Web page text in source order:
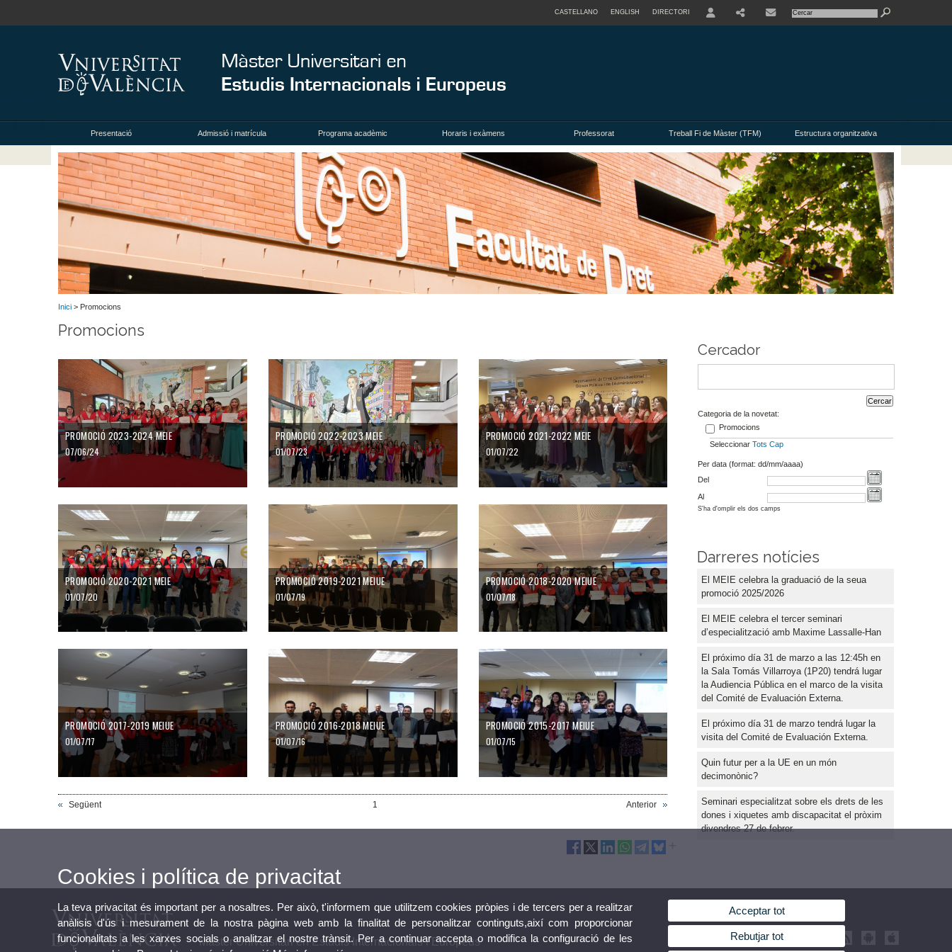
CASTELLANO ENGLISH DIRECTORI
Presentació Admissió i matrícula Programa acadèmic Horaris i exàmens Professorat Treball Fi de Màster (TFM) Estructura organitzativa
Inici > Promocions
Promocions
PROMOCIÓ 2023-2024 MEIE
07/06/24
PROMOCIÓ 2022-2023 MEIE
01/07/23
PROMOCIÓ 2021-2022 MEIE
01/07/22
PROMOCIÓ 2020-2021 MEIE
01/07/20
PROMOCIÓ 2019-2021 MEIUE
01/07/19
PROMOCIÓ 2018-2020​ MEIUE
01/07/18
PROMOCIÓ 2017-2019​ MEIUE
01/07/17
PROMOCIÓ 2016-2018​ MEIUE
01/07/16
PROMOCIÓ 2015-2017 MEIUE
01/07/15
Següent Anterior
1
Cercador
Categoria de la novetat:
Promocions
Seleccionar Tots Cap
Per data (format: dd/mm/aaaa)
Del
Al
S'ha d'omplir els dos camps
Darreres notícies
El MEIE celebra la graduació de la seua
promoció 2025/2026
El MEIE celebra el tercer seminari
d’especialització amb Maxime Lassalle-Han
El próximo día 31 de marzo a las 12:45h en
la Sala Tomás Villarroya (1P20) tendrá lugar
la Audiencia Pública en el marco de la visita
del Comité de Evaluación Externa.
El próximo día 31 de marzo tendrá lugar la
visita del Comité de Evaluación Externa.
Quin futur per a la UE en un món
decimonònic?
Seminari especialitzat sobre els drets de les
dones i xiquetes amb discapacitat el pròxim
divendres 27 de febrer.
Màster Universitari en Estudis Internacionals i Europeus
Cookies i política de privacitat
La teva privacitat és important per a nosaltres. Per això, t'informem que utilitzem cookies pròpies i de tercers per a realitzar
anàlisis d'ús i mesurament de la nostra pàgina web amb la finalitat de personalitzar continguts,així com proporcionar
funcionalitats a les xarxes socials o analitzar el nostre trànsit. Per a continuar accepta o modifica la configuració de les
Acceptar tot
Rebutjar tot